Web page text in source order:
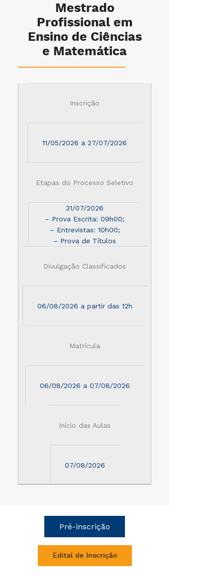
Mestrado
Profissional em
Ensino de Ciências
e Matemática
Inscrição
11/05/2026 a 27/07/2026
Etapas do Processo Seletivo
31/07/2026
– Prova Escrita: 09h00;
– Entrevistas: 10h00;
– Prova de Títulos
Divulgação Classificados
06/08/2026 a partir das 12h
Matrícula
06/08/2026 a 07/08/2026
Início das Aulas
07/08/2026
Pré-inscrição
Edital de Inscrição